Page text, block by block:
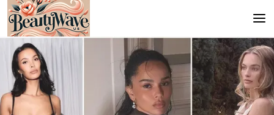
Principal
En